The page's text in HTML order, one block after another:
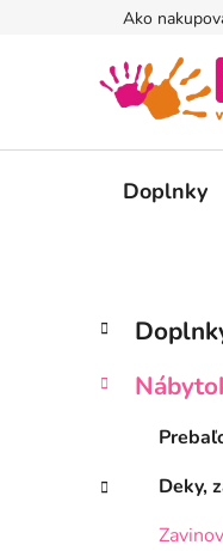
Ako
Doplnky
B
č
p
a
Preskočiť
kategórie
K
a
e
i
Deky,